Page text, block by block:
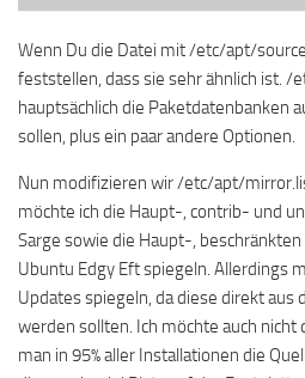
Wenn Du die Datei mit /etc/apt/
feststellen, dass sie sehr ähnlich ist.
hauptsächlich die Paketdatenbanken
sollen, plus ein paar andere Optionen.
Nun modifizieren wir /etc/apt/
möchte ich die Haupt-, contrib- und
Sarge sowie die Haupt-,
Ubuntu Edgy Eft spiegeln. Allerdings
Updates spiegeln, da diese direkt aus
werden sollten. Ich möchte auch nicht
man in 95% aller Installationen die